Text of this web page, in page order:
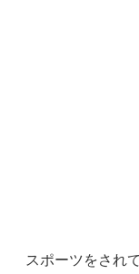
スポーツをされ